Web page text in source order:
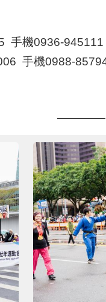
手機0936-945111
手機0988-